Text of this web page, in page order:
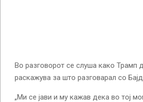
Во разговорот се слуша како Трамп
раскажува за што разговарал со
„Ми се јави и му кажав дека во тој